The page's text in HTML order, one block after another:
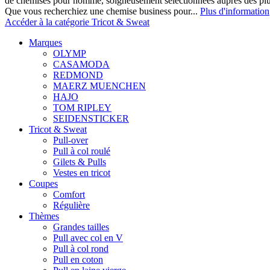
Que vous recherchiez une chemise business pour... Plus d'information
Accéder à la catégorie Tricot & Sweat
Marques
OLYMP
CASAMODA
REDMOND
MAERZ MUENCHEN
HAJO
TOM RIPLEY
SEIDENSTICKER
Tricot & Sweat
Pull-over
Pull à col roulé
Gilets & Pulls
Vestes en tricot
Coupes
Comfort
Régulière
Thèmes
Grandes tailles
Pull avec col en V
Pull à col rond
Pull en coton